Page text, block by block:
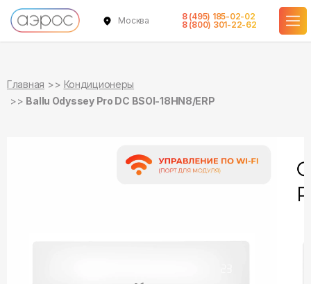
Москва
8 (495) 185-02-02
8 (800) 301-22-62
Главная
Кондиционеры
Ballu Odyssey Pro DC BSOI-18HN8/ERP
в наличии
в наличии